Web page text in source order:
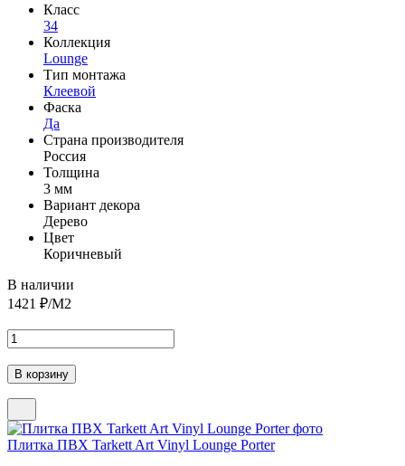
Класс
34
Коллекция
Lounge
Тип монтажа
Клеевой
Фаска
Да
Страна производителя
Россия
Толщина
3 мм
Вариант декора
Дерево
Цвет
Коричневый
В наличии
1421 ₽/М2
Плитка ПВХ Tarkett Art Vinyl Lounge Porter